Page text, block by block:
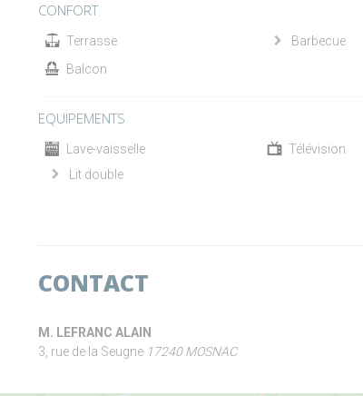
CONFORT
Terrasse Barbecue
Balcon
EQUIPEMENTS
Lave-vaisselle Télévision
Lit double
CONTACT
M. LEFRANC ALAIN
3, rue de la Seugne 17240 MOSNAC